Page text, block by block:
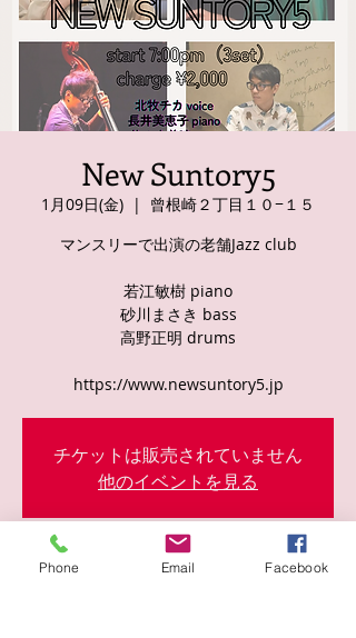
New Suntory5
1月09日(金)
  |
曾根崎２丁目１０−１５
マンスリーで出演の老舗Jazz club
若江敏樹 piano
砂川まさき bass
高野正明 drums
https://www.newsuntory5.jp
チケットは販売されていません
他のイベントを見る
日時・場所
Phone Email Facebook